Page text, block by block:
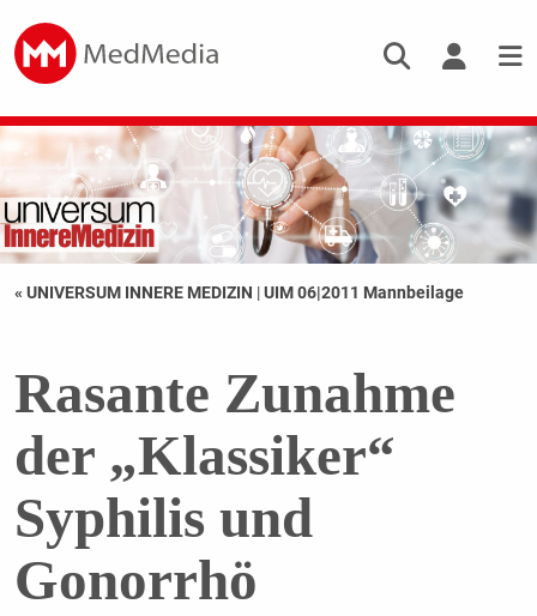
« UNIVERSUM INNERE MEDIZIN |UIM 06|2011 Mannbeilage
Rasante Zunahme
der „Klassiker“
Syphilis und
Gonorrhö